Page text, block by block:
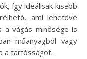
így ideálisak kisebb
ami lehetővé
a vágás minősége is
műanyagból vagy
a tartósságot.